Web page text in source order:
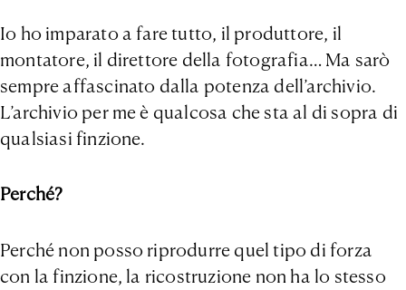
Io ho imparato a fare tutto, il produttore, il
montatore, il direttore della fotografia… Ma sarò
sempre affascinato dalla potenza dell’archivio.
L’archivio per me è qualcosa che sta al di sopra di
qualsiasi finzione.
Perché?
Perché non posso riprodurre quel tipo di forza
con la finzione, la ricostruzione non ha lo stesso